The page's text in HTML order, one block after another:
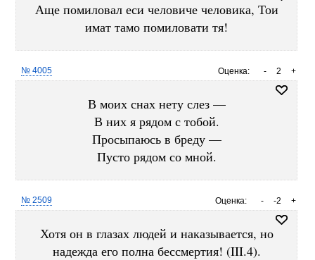
Аще помиловал еси человиче человика, Тои
имат тамо помиловати тя!
Оценка: +
2
-
№ 4005
В моих снах нету слез —
В них я рядом с тобой.
Просыпаюсь в бреду —
Пусто рядом со мной.
Оценка: +
-2
-
№ 2509
Хотя он в глазах людей и наказывается, но
надежда его полна бессмертия! (III.4).